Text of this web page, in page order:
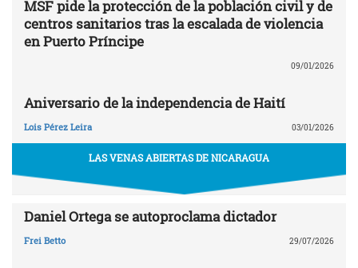
MSF pide la protección de la población civil y de
centros sanitarios tras la escalada de violencia
en Puerto Príncipe
09/01/2026
Aniversario de la independencia de Haití
Lois Pérez Leira 03/01/2026
LAS VENAS ABIERTAS DE NICARAGUA
Daniel Ortega se autoproclama dictador
Frei Betto 29/07/2026